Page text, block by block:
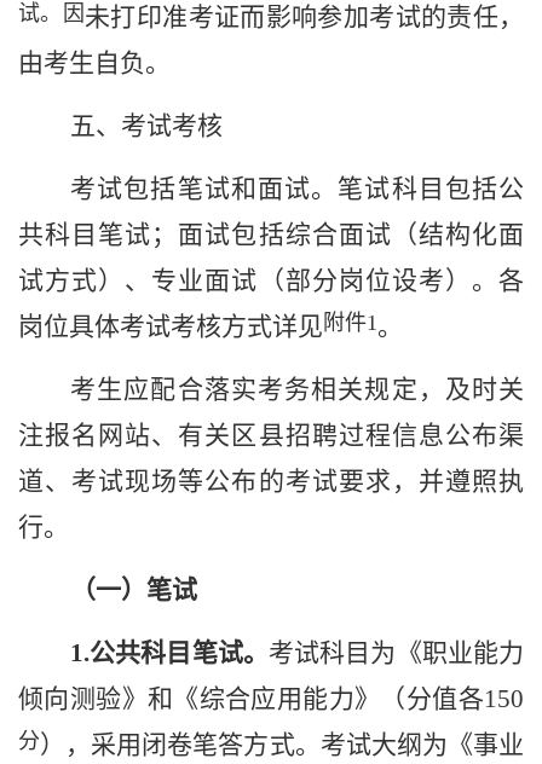
试。因 未打印准考证而影响参加考试的责任，
由考生自负。
五、考试考核
考试包括笔试和面试。笔试科目包括公
共科目笔试；面试包括综合面试 （结构化面
试方式）、专业面试 （部分岗位设考） 。各
岗位具体考试考核方式详见 附件1。
考生应配合落实考务相关规定，及时关
注报名网站、有关 区县招聘过程信息公布渠
道、考试现场等公布的考试要求，并遵照执
行。
（一）笔试
1.公共科目笔试。 考试科目为《职业能力
倾向测验》和《综合应用能力》（分值各150
分）， 采用闭卷笔答方式。 考试大纲为《事业